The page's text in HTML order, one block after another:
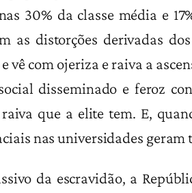
30% da classe média e
as distorções derivadas
vê com ojeriza e raiva a
disseminado e feroz
que a elite tem. E,
nas universidades
da escravidão, a